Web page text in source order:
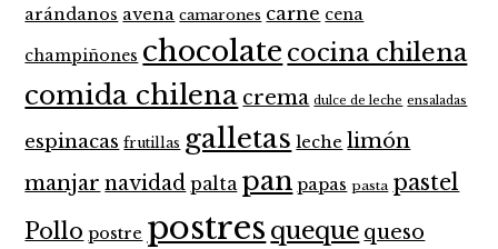
arándanos avena camarones carne cena
champiñones chocolate cocina chilena
comida chilena crema dulce de leche ensaladas
espinacas frutillas galletas leche limón
manjar navidad palta pan papas pasta pastel
Pollo postre postres queque queso